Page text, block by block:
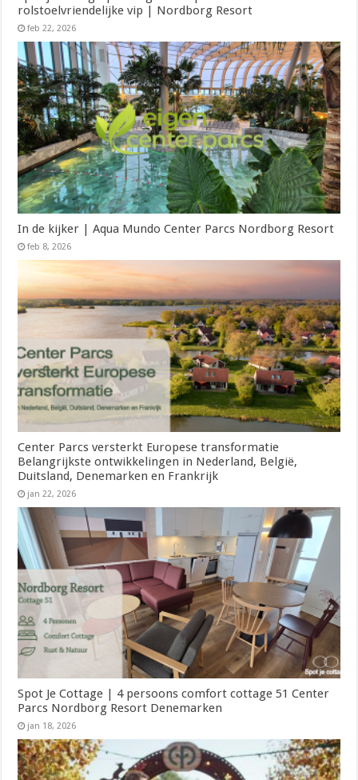
rolstoelvriendelijke vip | Nordborg Resort
feb 22, 2026
In de kijker | Aqua Mundo Center Parcs Nordborg Resort
feb 8, 2026
Center Parcs versterkt Europese transformatie
Belangrijkste ontwikkelingen in Nederland, België,
Duitsland, Denemarken en Frankrijk
jan 22, 2026
Spot Je Cottage | 4 persoons comfort cottage 51 Center
Parcs Nordborg Resort Denemarken
jan 18, 2026